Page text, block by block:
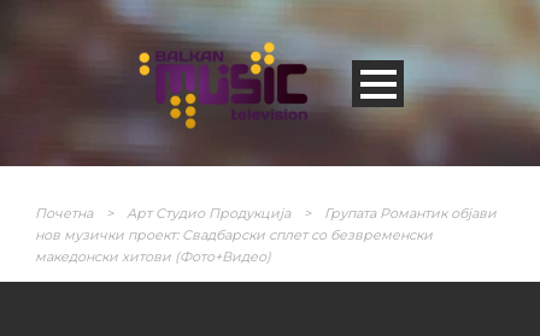
Почетна > Арт Студио Продукција >
Групата Романтик објави
нов музички проект: Свадбарски сплет со безвременски
македонски хитови (Фото+Видео)